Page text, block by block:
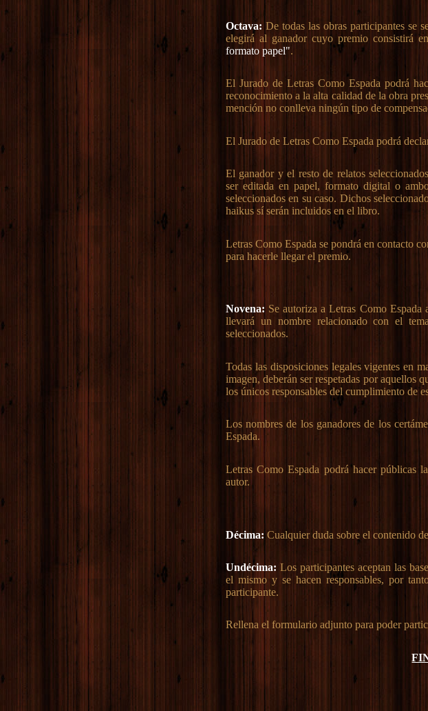
Octava: De todas las obras participantes se
elegirá al ganador cuyo premio consistirá
formato papel".
El Jurado de Letras Como Espada podrá
reconocimiento a la alta calidad de la obra
mención no conlleva ningún tipo de
El Jurado de Letras Como Espada podrá
El ganador y el resto de relatos
ser editada en papel, formato digital o
seleccionados en su caso. Dichos
haikus sí serán incluidos en el libro.
Letras Como Espada se pondrá en contacto
para hacerle llegar el premio.
Novena: Se autoriza a Letras Como
llevará un nombre relacionado con el
seleccionados.
Todas las disposiciones legales vigentes en
imagen, deberán ser respetadas por aquellos
los únicos responsables del cumplimiento de
Los nombres de los ganadores de los
Espada.
Letras Como Espada podrá hacer públicas
autor.
Décima: Cualquier duda sobre el contenido
Undécima: Los participantes aceptan las
el mismo y se hacen responsables, por
participante.
Rellena el formulario adjunto para poder